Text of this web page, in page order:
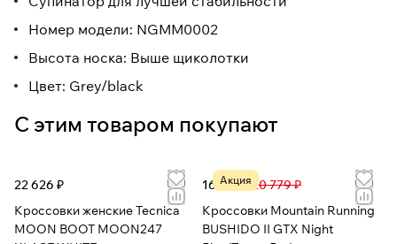
Номер модели: NGMM0002
Высота носка: Выше щиколотки
Цвет: Grey/black
С этим товаром покупают
22 626 ₽
Кроссовки женские Tecnica
MOON BOOT MOON247
Акция
16 308 ₽ 20 779 ₽
Кроссовки Mountain Running
BUSHIDO II GTX Night